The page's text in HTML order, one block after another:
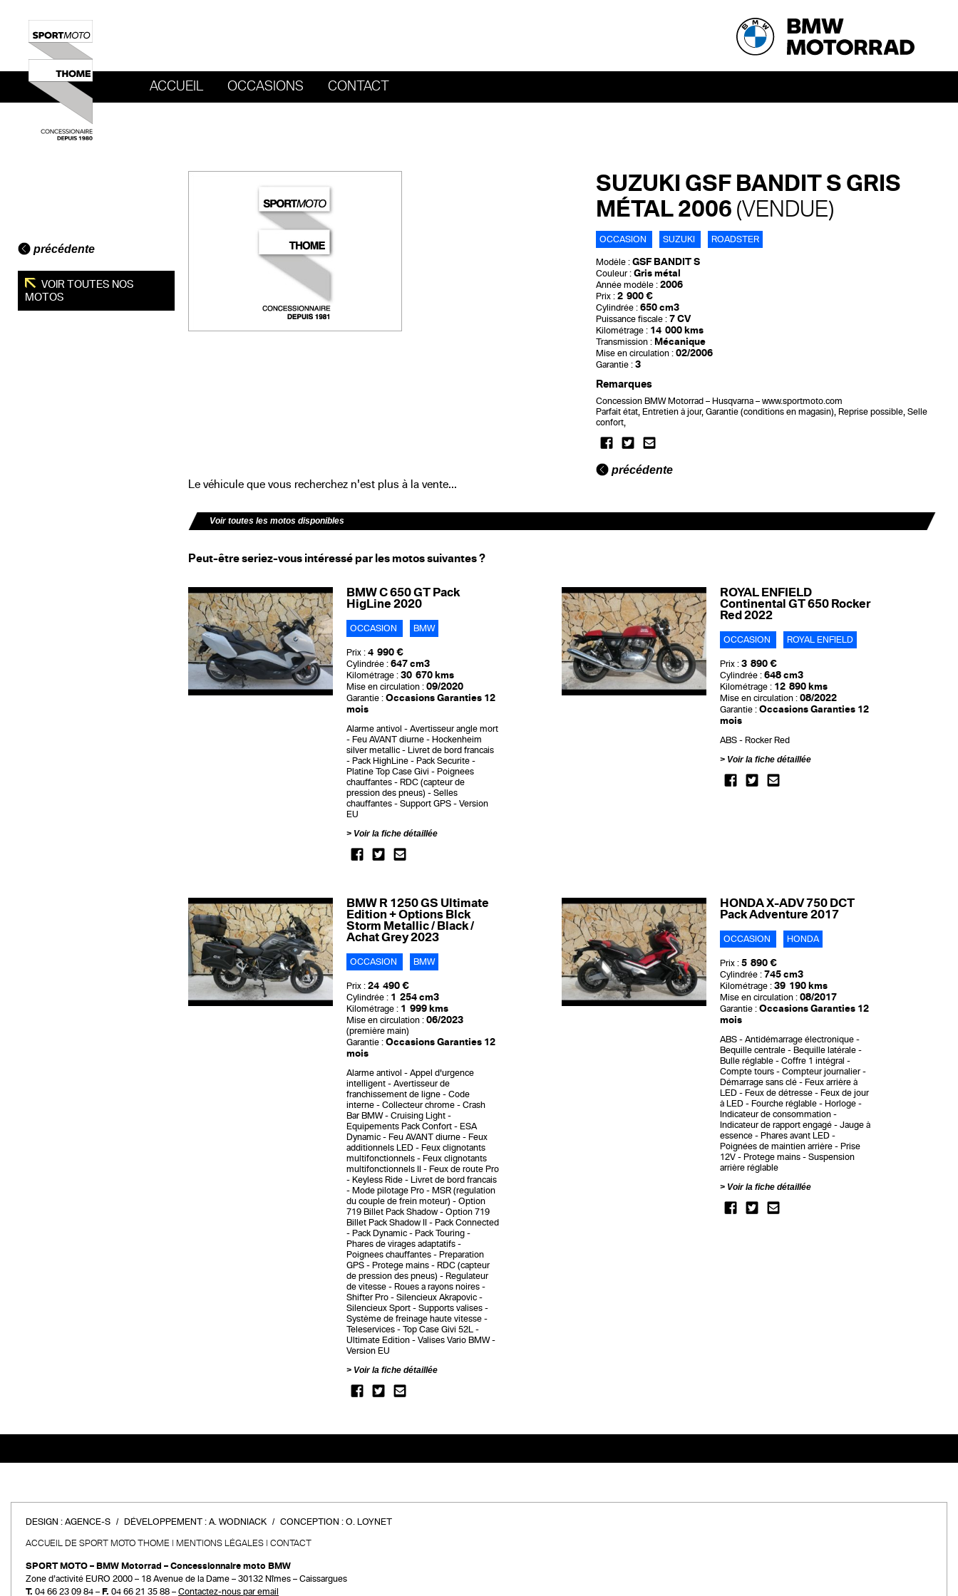
ACCUEIL OCCASIONS CONTACT
précédente
VOIR TOUTES NOS
MOTOS
SUZUKI GSF BANDIT S GRIS
MÉTAL 2006 (VENDUE)
OCCASION SUZUKI ROADSTER
Modèle : GSF BANDIT S
Couleur : Gris métal
Année modèle : 2006
Prix : 2 900 €
Cylindrée : 650 cm3
Puissance fiscale : 7 CV
Kilométrage : 14 000 kms
Transmission : Mécanique
Mise en circulation : 02/2006
Garantie : 3
Remarques
Concession BMW Motorrad – Husqvarna – www.sportmoto.com
Parfait état, Entretien à jour, Garantie (conditions en magasin), Reprise possible, Selle
confort,
précédente
Le véhicule que vous recherchez n'est plus à la vente...
Voir toutes les motos disponibles
Peut-être seriez-vous intéressé par les motos suivantes ?
BMW C 650 GT Pack
HigLine 2020
OCCASION BMW
Prix : 4 990 €
Cylindrée : 647 cm3
Kilométrage : 30 670 kms
Mise en circulation : 09/2020
Garantie : Occasions Garanties 12
mois
Alarme antivol
Avertisseur angle mort
Feu AVANT diurne
Hockenheim
silver metallic
Livret de bord francais
Pack HighLine
Pack Securite
Platine Top Case Givi
Poignees
chauffantes
RDC (capteur de
pression des pneus)
Selles
chauffantes
Support GPS
Version
EU
Voir la fiche détaillée
ROYAL ENFIELD
Continental GT 650 Rocker
Red 2022
OCCASION ROYAL ENFIELD
Prix : 3 890 €
Cylindrée : 648 cm3
Kilométrage : 12 890 kms
Mise en circulation : 08/2022
Garantie : Occasions Garanties 12
mois
ABS
Rocker Red
Voir la fiche détaillée
BMW R 1250 GS Ultimate
Edition + Options Blck
Storm Metallic / Black /
Achat Grey 2023
OCCASION BMW
Prix : 24 490 €
Cylindrée : 1 254 cm3
Kilométrage : 1 999 kms
Mise en circulation : 06/2023
(première main)
Garantie : Occasions Garanties 12
mois
Alarme antivol
Appel d'urgence
intelligent
Avertisseur de
franchissement de ligne
Code
interne
Collecteur chrome
Crash
Bar BMW
Cruising Light
Equipements Pack Confort
ESA
Dynamic
Feu AVANT diurne
Feux
additionnels LED
Feux clignotants
multifonctionnels
Feux clignotants
multifonctionnels II
Feux de route Pro
Keyless Ride
Livret de bord francais
Mode pilotage Pro
MSR (regulation
du couple de frein moteur)
Option
719 Billet Pack Shadow
Option 719
Billet Pack Shadow II
Pack Connected
Pack Dynamic
Pack Touring
Phares de virages adaptatifs
Poignees chauffantes
Preparation
GPS
Protege mains
RDC (capteur
de pression des pneus)
Regulateur
de vitesse
Roues a rayons noires
Shifter Pro
Silencieux Akrapovic
Silencieux Sport
Supports valises
Système de freinage haute vitesse
Teleservices
Top Case Givi 52L
Ultimate Edition
Valises Vario BMW
Version EU
Voir la fiche détaillée
HONDA X-ADV 750 DCT
Pack Adventure 2017
OCCASION HONDA
Prix : 5 890 €
Cylindrée : 745 cm3
Kilométrage : 39 190 kms
Mise en circulation : 08/2017
Garantie : Occasions Garanties 12
mois
ABS
Antidémarrage électronique
Bequille centrale
Bequille latérale
Bulle réglable
Coffre 1 intégral
Compte tours
Compteur journalier
Démarrage sans clé
Feux arrière à
LED
Feux de détresse
Feux de jour
à LED
Fourche réglable
Horloge
Indicateur de consommation
Indicateur de rapport engagé
Jauge à
essence
Phares avant LED
Poignées de maintien arrière
Prise
12V
Protege mains
Suspension
arrière réglable
Voir la fiche détaillée
DESIGN : AGENCE-S DÉVELOPPEMENT : A. WODNIACK CONCEPTION : O. LOYNET
ACCUEIL DE SPORT MOTO THOME MENTIONS LÉGALES CONTACT
SPORT MOTO – BMW Motorrad – Concessionnaire moto BMW
Zone d’activité EURO 2000 – 18 Avenue de la Dame – 30132 Nîmes – Caissargues
T. 04 66 23 09 84 – F. 04 66 21 35 88 – Contactez-nous par email